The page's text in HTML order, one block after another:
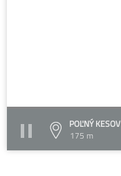
POĽNÝ KESOV
175 m